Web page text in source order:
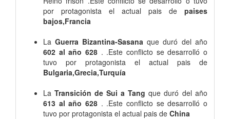
por protagonista el actual pais de paises
bajos,Francia
La Guerra Bizantina-Sasana que duró del año
602 al año 628 . .Este conflicto se desarrolló o
tuvo por protagonista el actual pais de
Bulgaria,Grecia,Turquía
La Transición de Sui a Tang que duró del año
613 al año 628 . .Este conflicto se desarrolló o
tuvo por protagonista el actual pais de China